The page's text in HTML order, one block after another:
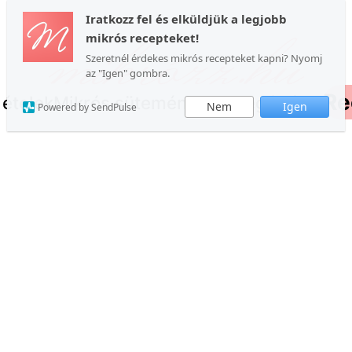
Iratkozz fel és elküldjük a legjobb
mikrós recepteket!
Szeretnél érdekes mikrós recepteket kapni? Nyomj
az "Igen" gombra.
Nem Igen
Powered by SendPulse
Mikrós süteményekKategóriák